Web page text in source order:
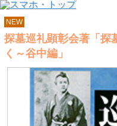
NEW
探墓巡礼顕彰会著「探
く～谷中編」